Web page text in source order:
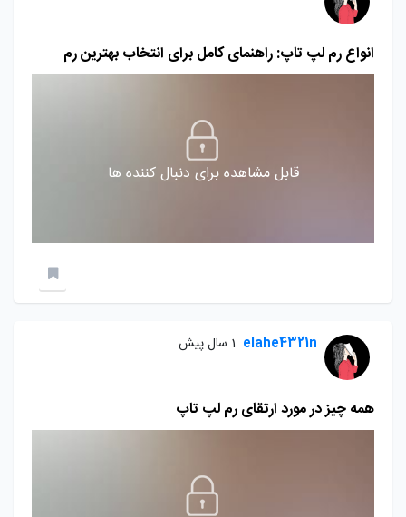
انواع رم لپ تاپ: راهنمای کامل برای انتخاب بهترین رم
قابل مشاهده برای دنبال کننده ها
elahe4321n 1 سال پیش
همه چیز در مورد ارتقای رم لپ تاپ